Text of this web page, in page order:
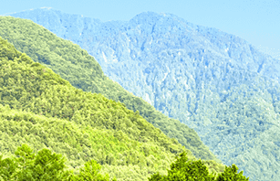
た
つ
映
え